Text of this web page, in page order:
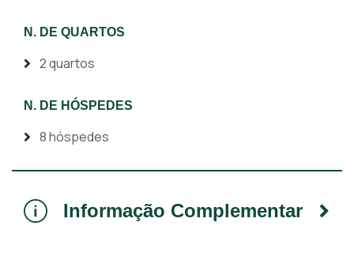
N. DE QUARTOS
2 quartos
N. DE HÓSPEDES
8 hóspedes
Informação Complementar